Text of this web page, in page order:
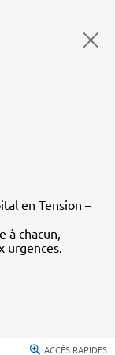
en Tension –
à chacun,
urgences.
ACCÈS RAPIDES